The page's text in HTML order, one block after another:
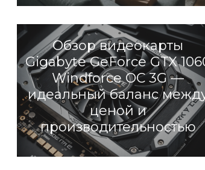
Обзор видеокарты
Gigabyte GeForce GTX
Windforce OC 3G —
идеальный баланс
ценой и
производительностью
Разное
Обзор сайта Avteon.ru: